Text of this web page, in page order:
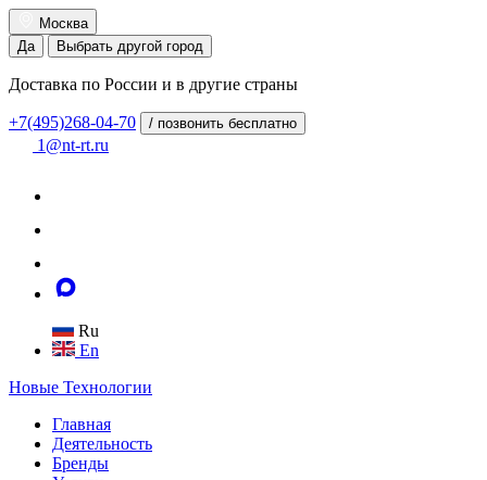
Москва
Да
Выбрать другой город
Доставка по России и в другие страны
+7(495)268-04-70 / позвонить бесплатно
1@nt-rt.ru
Ru
En
Новые Технологии
Главная
Деятельность
Бренды